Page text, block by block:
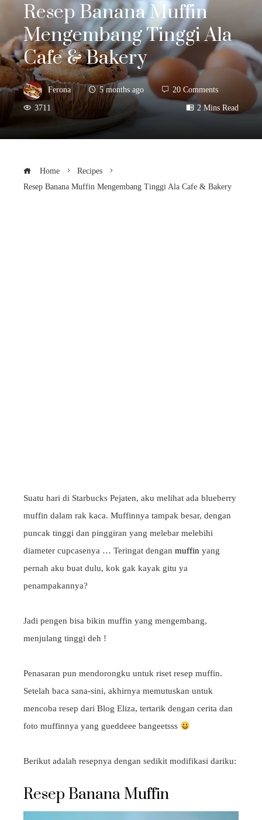
Resep Banana Muffin
Mengembang Tinggi Ala
Cafe & Bakery
Ferona 5 months ago 20 Comments
3711 2 Mins Read
Home
Recipes
Resep Banana Muffin Mengembang Tinggi Ala Cafe & Bakery
Suatu hari di Starbucks Pejaten, aku melihat ada blueberry
muffin dalam rak kaca. Muffinnya tampak besar, dengan
puncak tinggi dan pinggiran yang melebar melebihi
diameter cupcasenya … Teringat dengan muffin yang
pernah aku buat dulu, kok gak kayak gitu ya
penampakannya?
Jadi pengen bisa bikin muffin yang mengembang,
menjulang tinggi deh !
Penasaran pun mendorongku untuk riset resep muffin.
Setelah baca sana-sini, akhirnya memutuskan untuk
mencoba resep dari Blog Eliza, tertarik dengan cerita dan
foto muffinnya yang gueddeee bangeetsss
Berikut adalah resepnya dengan sedikit modifikasi dariku:
Resep Banana Muffin